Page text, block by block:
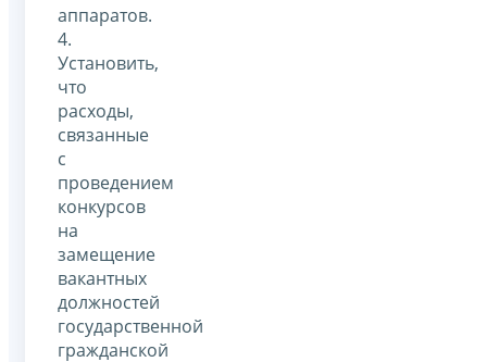
аппаратов.
4.
Установить,
что
расходы,
связанные
с
проведением
конкурсов
на
замещение
вакантных
должностей
государственной
гражданской